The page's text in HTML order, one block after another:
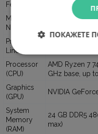
Feature
Specification
Model
Number
Product
Line
Processor
(CPU)
AMD Ryzen 7
GHz base, up
Graphics
(GPU)
NVIDIA
System
Memory
(RAM)
24 GB DDR5
max)
ПОКАЖЕТЕ